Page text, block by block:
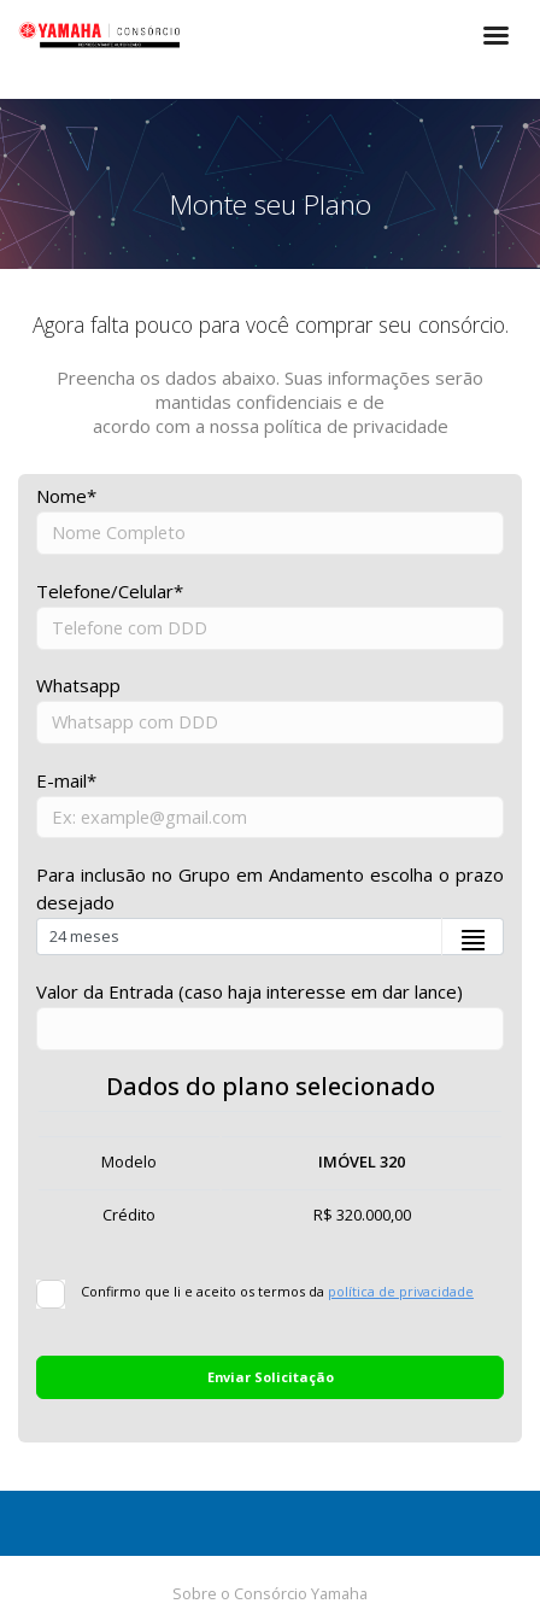
Monte seu Plano
Agora falta pouco para você comprar seu consórcio.
Preencha os dados abaixo. Suas informações serão
mantidas confidenciais e de
acordo com a nossa política de privacidade
Nome*
Telefone/Celular*
Whatsapp
E-mail*
Para inclusão no Grupo em Andamento escolha o prazo
desejado
Valor da Entrada (caso haja interesse em dar lance)
Dados do plano selecionado
Modelo IMÓVEL 320
Crédito R$ 320.000,00
Confirmo que li e aceito os termos da política de privacidade
Enviar Solicitação
Sobre o Consórcio Yamaha